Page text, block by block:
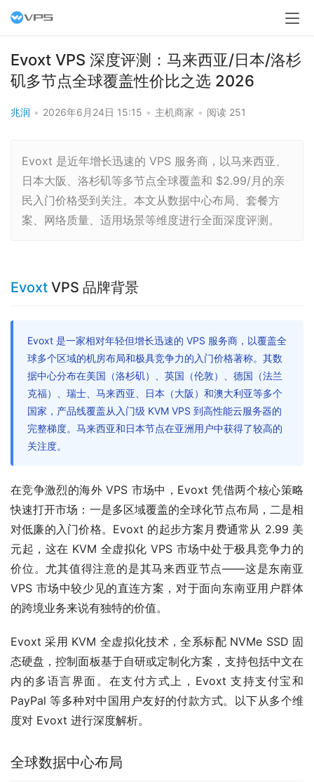
Evoxt VPS 深度评测：马来西亚/日本/洛杉
矶多节点全球覆盖性价比之选 2026
兆润 • 2026年6月24日 15:15 • 主机商家 • 阅读 251
Evoxt 是近年增长迅速的 VPS 服务商，以马来西亚、
日本大阪、洛杉矶等多节点全球覆盖和 $2.99/月的亲
民入门价格受到关注。本文从数据中心布局、套餐方
案、网络质量、适用场景等维度进行全面深度评测。
Evoxt VPS 品牌背景
Evoxt 是一家相对年轻但增长迅速的 VPS 服务商，以覆盖全
球多个区域的机房布局和极具竞争力的入门价格著称。其数
据中心分布在美国（洛杉矶）、英国（伦敦）、德国（法兰
克福）、瑞士、马来西亚、日本（大阪）和澳大利亚等多个
国家，产品线覆盖从入门级 KVM VPS 到高性能云服务器的
完整梯度。马来西亚和日本节点在亚洲用户中获得了较高的
关注度。
在竞争激烈的海外 VPS 市场中，Evoxt 凭借两个核心策略
快速打开市场：一是多区域覆盖的全球化节点布局，二是相
对低廉的入门价格。Evoxt 的起步方案月费通常从 2.99 美
元起，这在 KVM 全虚拟化 VPS 市场中处于极具竞争力的
价位。尤其值得注意的是其马来西亚节点——这是东南亚
VPS 市场中较少见的直连方案，对于面向东南亚用户群体
的跨境业务来说有独特的价值。
Evoxt 采用 KVM 全虚拟化技术，全系标配 NVMe SSD 固
态硬盘，控制面板基于自研或定制化方案，支持包括中文在
内的多语言界面。在支付方式上，Evoxt 支持支付宝和
PayPal 等多种对中国用户友好的付款方式。以下从多个维
度对 Evoxt 进行深度解析。
全球数据中心布局